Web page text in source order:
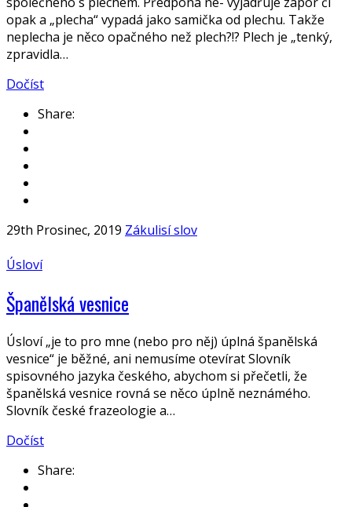
opak a „plecha“ vypadá jako samička od plechu. Takže
neplecha je něco opačného než plech?!? Plech je „tenký,
zpravidla…
Dočíst
Share:
29th Prosinec, 2019 Zákulisí slov
Úsloví
Španělská vesnice
Úsloví „je to pro mne (nebo pro něj) úplná španělská
vesnice“ je běžné, ani nemusíme otevírat Slovník
spisovného jazyka českého, abychom si přečetli, že
španělská vesnice rovná se něco úplně neznámého.
Slovník české frazeologie a…
Dočíst
Share: